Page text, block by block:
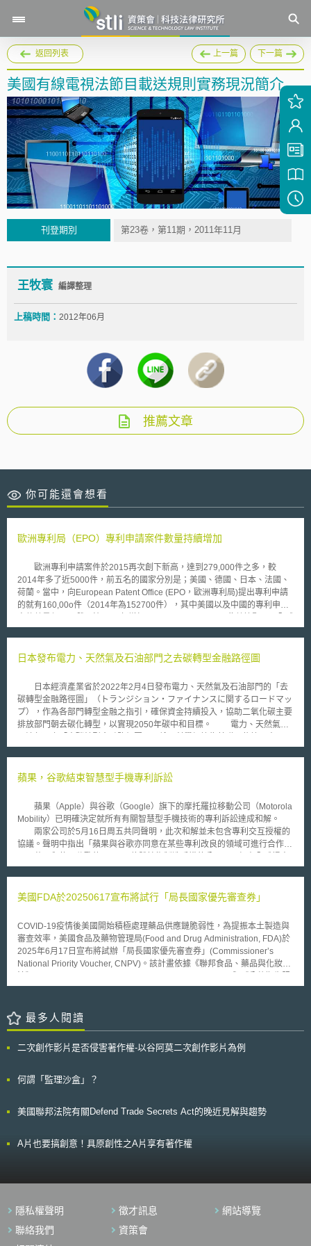
返回列表 上一篇 下一篇
美國有線電視法節目載送規則實務現況簡介
刊登期別 第23卷，第11期，2011年11月
王牧寰 編譯整理
上稿時間： 2012年06月
推薦文章
你可能還會想看
歐洲專利局（EPO）專利申請案件數量持續增加
歐洲專利申請案件於2015再次創下新高，達到279,000件之多，較
2014年多了近5000件，前五名的國家分別是；美國、德國、日本、法國、
荷蘭。當中，向European Patent Office (EPO，歐洲專利局)提出專利申請
的就有160,00o件（2014年為152700件），其中美國以及中國的專利申請
商業對於專利保護的重視。 EPO 負責人Benoît Battistelli 對此表示，這
是全球創新能量的核心。 像是義大利和西班牙是在他們近四年來表現
成長17.8%、立陶宛成長62.5%。不過，部分國家專利申請案件數量卻是持
續下滑，德國下降了3.2%、芬蘭下降8.3%、丹麥下降2.7%。 另外，
值得一提的是，不僅是非歐洲當地企業在歐洲的專利申請案件數量有所增
加，歐洲當地企業或是研發者於歐洲以外地區的專利申請案件數量也有亮眼
成長都與接下來在歐盟會員國之間要實施的單一專利政策有著高度關聯性。
調整，以達到高效率高品質的專利審查過程（去年僅有48%的申請案成功取
得歐洲專利）。 當中還有統一專利法庭的設置（United Patent
Court），而真正的落實就等德國和英國國內進一步批准United Patent
Court Agreement 。EPO對此表示樂觀的態度，認為2016年將會完成所有
程序。 最後，歐洲專利開始在歐洲以外地區生效，版圖逐漸擴大。摩
洛哥和摩爾多瓦在去年3月、11月都陸續成為非EPO會員卻簽署EPO相關協
議，使得該協議法律效果於其國內產生效力。相信這樣的單一專利體制將會
對我國有意進入歐洲市場的企業有所助益。 本文同步刊登於TIPS網站
（https://www.tips.org.tw）。
日本發布電力、天然氣及石油部門之去碳轉型金融路徑圖
日本經濟產業省於2022年2月4日發布電力、天然氣及石油部門的「去
碳轉型金融路徑圖」（トランジション・ファイナンスに関するロードマッ
プ），作為各部門轉型金融之指引，確保資金持續投入，協助二氧化碳主要
排放部門朝去碳化轉型，以實現2050年碳中和目標。 電力、天然氣及
電力、天然氣、石油部門之現況及相關政策規劃，導入現階段具可行性之技
定時間表，確保技術與各部門未來之發展能有助日本於2050年達成碳中和
提出之轉型策略與措施，以判斷是否符合轉型金融之資格。各部門主要重點
如下： 電力：2020年開始導入轉型燃料（生質能、氫、氨與天然氣之混和
燃燒），並逐步淘汰傳統火力發電；2030年確立去碳燃料（純生質能、
氫、氨火力發電、再生能源等）相關技術，並推動商用化。 石油：2020年
開發，並擴大建置都市天然氣管線、確保液化石油氣配送途徑等。
蘋果，谷歌結束智慧型手機專利訴訟
蘋果（Apple）與谷歌（Google）旗下的摩托羅拉移動公司（Motorola
Mobility）已明確決定就所有有關智慧型手機技術的專利訴訟達成和解。
兩家公司於5月16日周五共同聲明，此次和解並未包含專利交互授權的
協議。聲明中指出「蘋果與谷歌亦同意在某些專利改良的領域可進行合作」
許多類似的訴訟，以保護自己的技術。蘋果認為Android手機所使用谷歌軟
頓聯邦上訴法院駁回訴訟案件，但這協議似乎看起來不適用於蘋果對三星電
主要如何使手機於3G網路上運行，而蘋果表示，摩托羅拉侵犯其專利的智
慧手機的某些功能。 這些案件被合併由芝加哥聯邦法院，然而，審理
法官Richard Posner在2012年審判前夕即駁回案件，認為無任何一方可提
供足夠的證據各自的主張。上個月，上訴法院讓iPhone製造商另一次機
美國FDA於20250617宣布將試行「局長國家優先審查券」
COVID-19疫情後美國開始積極處理藥品供應鏈脆弱性，為提振本土製造與
審查效率，美國食品及藥物管理局(Food and Drug Administration, FDA)於
2025年6月17日宣布將試辦「局長國家優先審查券」(Commissioner’s
National Priority Voucher, CNPV)。該計畫依據《聯邦食品、藥品與化妝品
務法案》(Public Health Service Act, PHSA)授權。CNPV將不同審查分組集
至1-2個月，試辦期為一年，並與現行優先審查及優先審查券(Priority
Voucher, PRV)機制獨立並行。 內容要點： 1.遴選資格：符合任一「國家優
越突破性療法認定成效的新型療法 解決未滿足公共衛生需求：如罕病或缺
遷至美國 提高可負擔性：將美國藥價降至最惠國藥價，或減少下游醫療費
學製造與管制(Chemistry, Manufacturing, and Controls, CMC)與仿單預
不可轉讓，但併購案中可沿用。 CNPV透過團隊同日決策，有望在FDA人力
縮減背景下縮短審查時程。並強調國家利益，可能優先惠及具戰略價值及在
最多人閱讀
二次創作影片是否侵害著作權-以谷阿莫二次創作影片為例
何謂「監理沙盒」？
美國聯邦法院有關Defend Trade Secrets Act的晚近見解與趨勢
A片也要搞創意！具原創性之A片享有著作權
隱私權聲明 徵才訊息
網站導覽
聯絡我們
資策會